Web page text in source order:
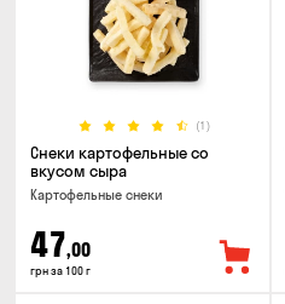
(1)
Снеки картофельные со
вкусом сыра
Картофельные снеки
47,00
грн за 100 г